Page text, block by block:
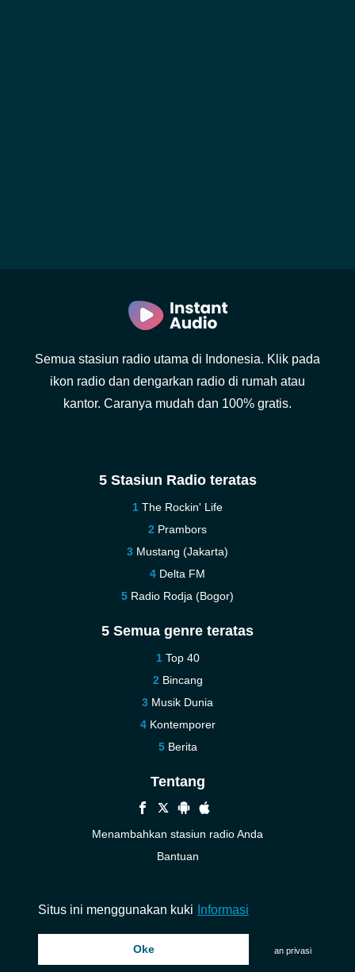
Semua stasiun radio utama di Indonesia. Klik pada
ikon radio dan dengarkan radio di rumah atau
kantor. Caranya mudah dan 100% gratis.
5 Stasiun Radio teratas
The Rockin' Life
Prambors
Mustang (Jakarta)
Delta FM
Radio Rodja (Bogor)
5 Semua genre teratas
Top 40
Bincang
Musik Dunia
Kontemporer
Berita
Tentang
Menambahkan stasiun radio Anda
Bantuan
© 2026 InstantAudio. Seluruh hak cipta. ・ Kebijakan privasi
Situs ini menggunakan kuki Informasi
Oke